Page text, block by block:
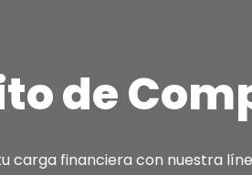
de
carga financiera con nuestra